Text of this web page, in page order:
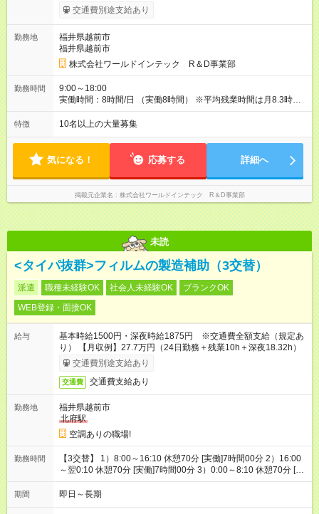
万5000円×12ヶ月 家賃補助：6.7万円×12ヶ月 ※1 賞与：4ヶ月
分 ※2 ――――――――――――――― 【合計】年424.4万円
費用全額負担も! ※1 規定あり ※2 賞与年2回支給（昨年度実績は
約3.8～4.5ヶ月分）。 ★あなたの頑張りを給与に反映！ 案件ご
とではなく、スキルの向上・資格取得・社内試験の結果、配属
先での評価などを給与に反映。研究者としての努力がしっかり
報われる体制です！ ◎残業代は別途全額支給いたします。 ◎年
齢、スキル、適性などを考慮のうえ決定します。 【試用期間】
時と同じです。
交通費別途支給あり
勤務地
福井県越前市
福井県越前市
株式会社ワールドインテック R＆D事業部
勤務時間
9:00～18:00
実働時間：8時間/日 （実働8時間） ※平均残業時間は月8.3時間
とほとんどナシ。ワークライフバランスも取りやすいです。
特徴 10名以上の大量募集
気になる！ 応募する 詳細へ
掲載元企業名 株式会社ワールドインテック R＆D事業部
未読
<タイパ抜群>フィルムの製造補助（3交替）
派遣 職種未経験OK 社会人未経験OK
ブランクOK
WEB登録・面接OK
給与
基本時給1500円・深夜時給1875円 ※交通費全額支給（規定あ
り） 【月収例】27.7万円（24日勤務＋残業10h＋深夜18.32h）
交通費別途支給あり
交通費 交通費支給あり
勤務地
福井県越前市
北府駅
空調ありの職場!
勤務時間
【3交替】 1）8:00～16:10 休憩70分 [実働]7時間00分 2）16:00
～翌0:10 休憩70分 [実働]7時間00分 3）0:00～8:10 休憩70分 [実
働]7時間00分
期間 即日～長期